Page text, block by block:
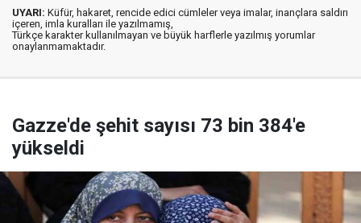
UYARI: Küfür, hakaret, rencide edici cümleler veya imalar, inançlara saldırı
içeren, imla kuralları ile yazılmamış,
Türkçe karakter kullanılmayan ve büyük harflerle yazılmış yorumlar
onaylanmamaktadır.
Gazze'de şehit sayısı 73 bin 384'e
yükseldi